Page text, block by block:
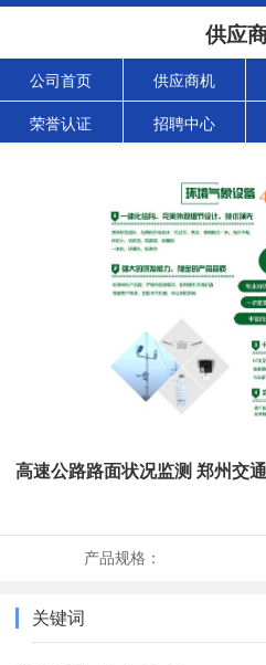
供应
公司首页 供应商机
荣誉认证 招聘中心
高速公路路面状况监测 郑州交
产品规格：
关键词